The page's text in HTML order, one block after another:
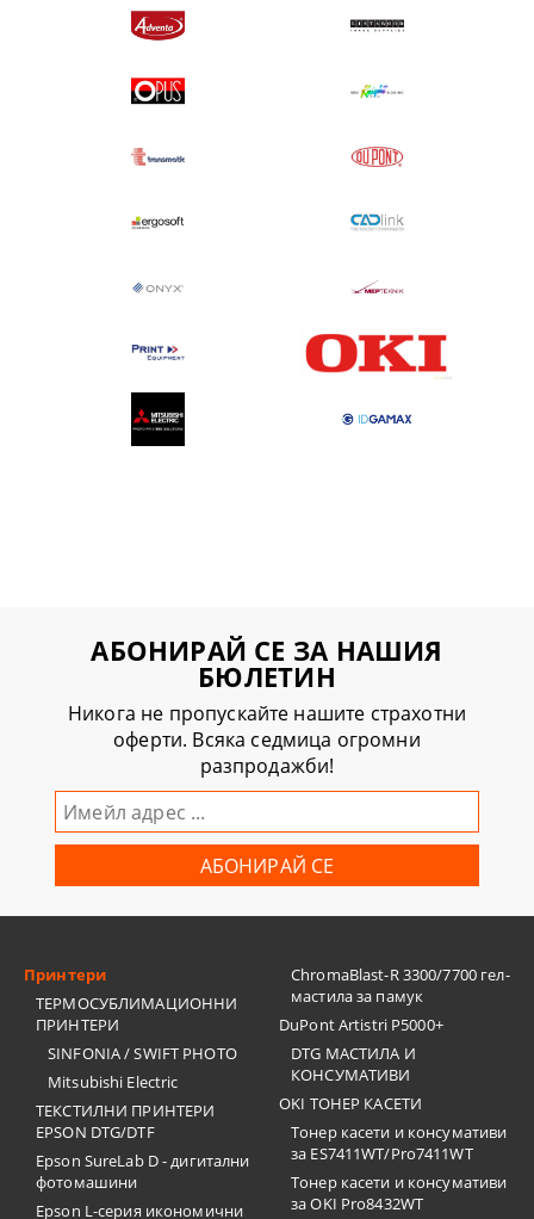
АБОНИРАЙ СЕ ЗА НАШИЯ
БЮЛЕТИН
Никога не пропускайте нашите страхотни
оферти. Всяка седмица огромни
разпродажби!
Принтери
ТЕРМОСУБЛИМАЦИОННИ
ПРИНТЕРИ
SINFONIA / SWIFT PHOTO
Mitsubishi Electric
ТЕКСТИЛНИ ПРИНТЕРИ
EPSON DTG/DTF
Epson SureLab D - дигитални
фотомашини
Epson L-серия икономични
ChromaBlast-R 3300/7700 гел-
мастила за памук
DuPont Artistri P5000+
DTG МАСТИЛА И
КОНСУМАТИВИ
OKI ТОНЕР КАСЕТИ
Тонер касети и консумативи
за ES7411WT/Pro7411WT
Тонер касети и консумативи
за OKI Pro8432WT